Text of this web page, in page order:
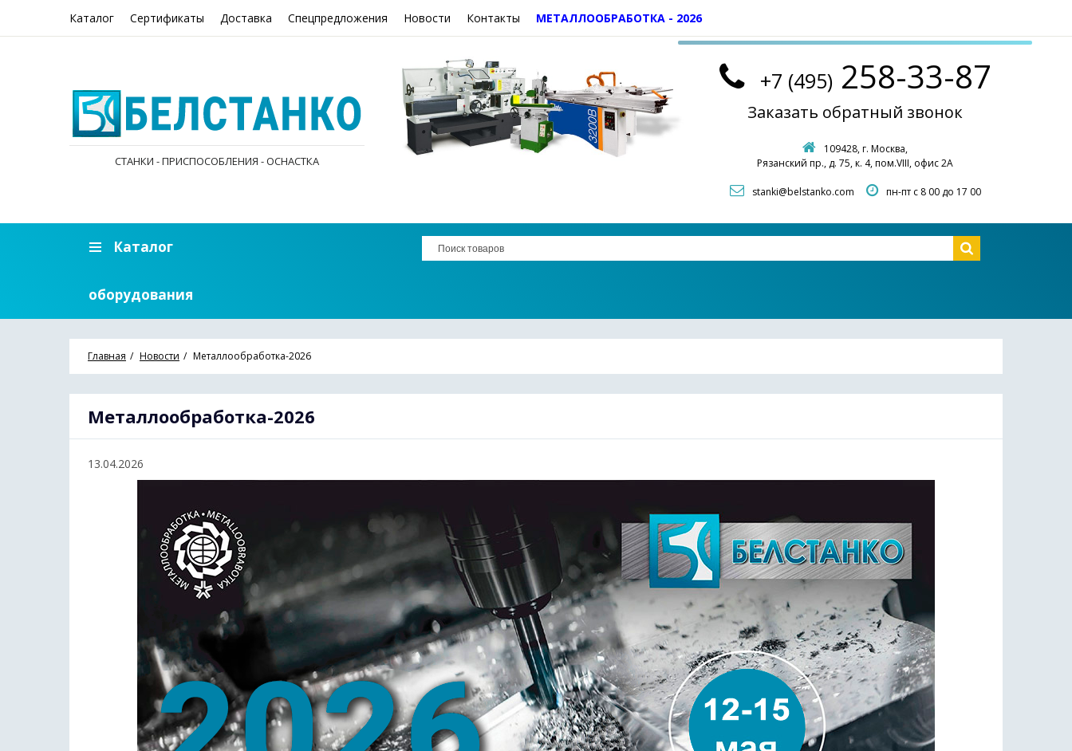
Каталог Сертификаты Доставка Спецпредложения Новости Контакты МЕТАЛЛООБРАБОТКА - 2026
СТАНКИ - ПРИСПОСОБЛЕНИЯ - ОСНАСТКА
+7 (495) 258-33-87
Заказать обратный звонок
109428, г. Москва,
Рязанский пр., д. 75, к. 4, пом.VIII, офис 2А
stanki@belstanko.com пн-пт с 8 00 до 17 00
Каталог
оборудования
Главная Новости Металлообработка-2026
Металлообработка-2026
13.04.2026